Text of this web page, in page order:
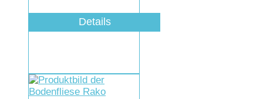
Details